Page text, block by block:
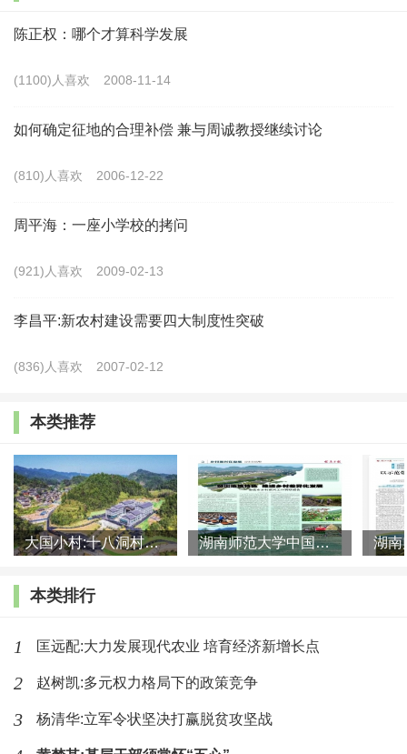
攻坚战中的特殊呈现形式，同样受社会主义文化建设规律和
项，着眼贫困群众个人综合素质的提高和人的全面发展，在
（一）公共文化攻坚模式
贫困地区公共文化服务体系建设起点低、基础差、投入
不足，历史欠账多。在贫困地区内部，城乡公共文化服务体
东部先发地区的比较中，贫困地区公共文化服务体系设施建
距。公共文化攻坚模式就是基于国家公共服务体系建设标
准，全面补齐补强贫困地区城乡公共文化服务体系建设的短
板弱项，推动贫困地区公共文化服务的供给侧改革[10]以及
公共文化服务体系实现跨越式发展。脱贫攻坚期，国家针对
839个国家扶贫开发工作重点县[11]统一实施《“十三五”时期
贫困地区公共文化服务体系建设规划纲要》（以下简称《规
村，3.26亿人口，对贫困地区公共文化服务体系建设的历史
欠账和建设短板进行了集中攻坚。
一是强化组织领导。 按照中央统筹、省负总责、县抓落
陈正权：哪个才算科学发展
(1100)人喜欢 2008-11-14
如何确定征地的合理补偿 兼与周诚教授继续讨论
(810)人喜欢 2006-12-22
周平海：一座小学校的拷问
(921)人喜欢 2009-02-13
李昌平:新农村建设需要四大制度性突破
(836)人喜欢 2007-02-12
本类推荐
大国小村:十八洞村的现代变迁是一道美丽的风景线 湖南师范大学中国乡村振兴研究院课题组:突出地域特色 推进乡村
本类排行
1 匡远配:大力发展现代农业 培育经济新增长点
2 赵树凯:多元权力格局下的政策竞争
3 杨清华:立军令状坚决打赢脱贫攻坚战